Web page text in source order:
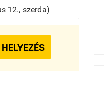
12., szerda)